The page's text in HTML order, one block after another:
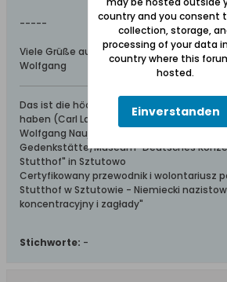
-----
Viele Grüße aus dem Werder
Wolfgang
Das ist die höchste aller Gaben:
haben (Carl Lange)
Wolfgang Naujocks: Zertifizierter Führer
Gedenkstätte/Museum "Deutsches
Stutthof" in Sztutowo
Certyfikowany przewodnik i wolontariusz
Stutthof w Sztutowie - Niemiecki
koncentracyjny i zagłady"
Stichworte: -
country and you consent
collection, storage,
processing of your data
country where this
hosted.
Einverstanden